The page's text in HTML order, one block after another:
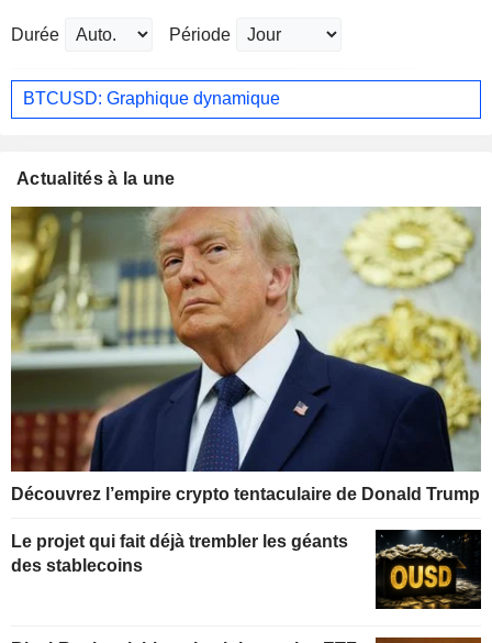
Durée Période
BTCUSD: Graphique dynamique
Actualités à la une
Découvrez l’empire crypto tentaculaire de Donald Trump
Le projet qui fait déjà trembler les géants
des stablecoins